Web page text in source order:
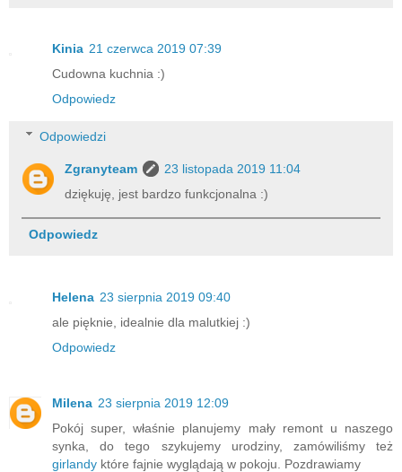
Kinia 21 czerwca 2019 07:39
Cudowna kuchnia :)
Odpowiedz
Odpowiedzi
Zgranyteam
23 listopada 2019 11:04
dziękuję, jest bardzo funkcjonalna :)
Odpowiedz
Helena 23 sierpnia 2019 09:40
ale pięknie, idealnie dla malutkiej :)
Odpowiedz
Milena 23 sierpnia 2019 12:09
Pokój super, właśnie planujemy mały remont u naszego
synka, do tego szykujemy urodziny, zamówiliśmy też
girlandy które fajnie wyglądają w pokoju. Pozdrawiamy